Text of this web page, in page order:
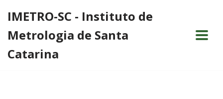
para
o
IMETRO-SC - Instituto de
Metrologia de Santa
Catarina